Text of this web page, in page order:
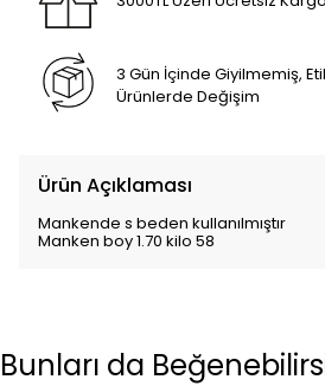
3 Gün İçinde Giyilmemiş,
Ürünlerde Değişim
Ürün Açıklaması
Mankende s beden kullanılmıştır
Manken boy 1.70 kilo 58
Bunları da